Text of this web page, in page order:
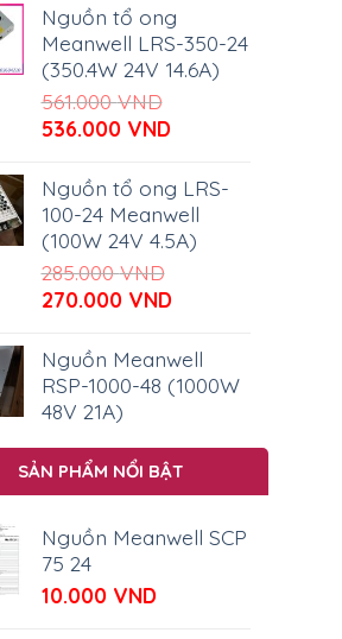
Nguồn tổ ong
Meanwell LRS-350-24
(350.4W 24V 14.6A)
561.000VND
Giá
là:
561.000 VND.
536.000 VNDGiá
tại
là:
536.000 VND.
Nguồn tổ ong LRS-
100-24 Meanwell
(100W 24V 4.5A)
285.000VND
Giá
là:
285.000 VND.
270.000 VNDGiá
tại
là:
Nguồn Meanwell
RSP-1000-48 (1000W
48V 21A)
SẢN PHẨM NỔI BẬT
Nguồn Meanwell SCP
75 24
10.000 VND